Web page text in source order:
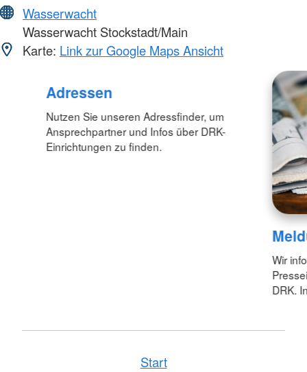
Wasserwacht
Wasserwacht Stockstadt/Main
Karte: Link zur Google Maps Ansicht
Adressen
Nutzen Sie unseren Adressfinder, um
Ansprechpartner und Infos über DRK-
Einrichtungen zu finden.
Wir
DRK.
Start